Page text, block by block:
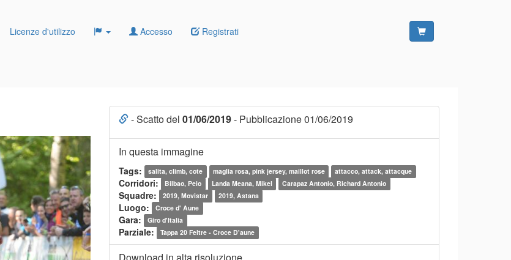
Licenze d'utilizzo Accesso Registrati
- Scatto del 01/06/2019- Pubblicazione 01/06/2019
In questa immagine
Tags: salita, climb, cote maglia rosa, pink jersey, maillot rose attacco, attack, attacque
Corridori: Bilbao, Peio Landa Meana, Mikel Carapaz Antonio, Richard Antonio
Squadre: 2019, Movistar 2019, Astana
Luogo: Croce d' Aune
Gara: Giro d'Italia
Parziale: Tappa 20 Feltre - Croce D'aune
Download in alta risoluzione